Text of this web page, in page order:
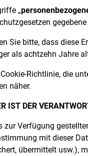
„
Sie bitte, dass diese
als achtzehn Jahre
Richtlinie, die
näher.
IST DER
zur Verfügung
mit dieser
übermittelt usw.),